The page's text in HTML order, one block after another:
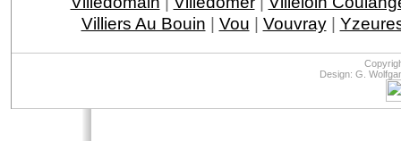
Villiers Au Bouin | Vou | Vouvray|
Design: G.